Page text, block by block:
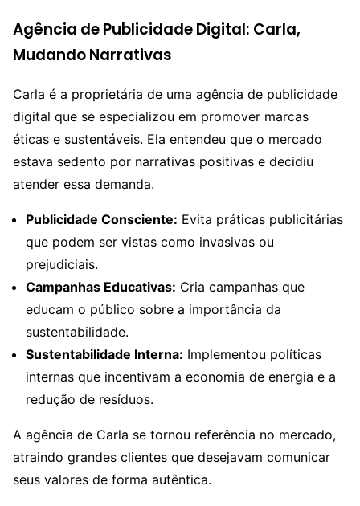
Agência de Publicidade Digital: Carla,
Mudando Narrativas
Carla é a proprietária de uma agência de publicidade
digital que se especializou em promover marcas
éticas e sustentáveis. Ela entendeu que o mercado
estava sedento por narrativas positivas e decidiu
atender essa demanda.
Publicidade Consciente: Evita práticas publicitárias
que podem ser vistas como invasivas ou
prejudiciais.
Campanhas Educativas: Cria campanhas que
educam o público sobre a importância da
sustentabilidade.
Sustentabilidade Interna: Implementou políticas
internas que incentivam a economia de energia e a
redução de resíduos.
A agência de Carla se tornou referência no mercado,
atraindo grandes clientes que desejavam comunicar
seus valores de forma autêntica.